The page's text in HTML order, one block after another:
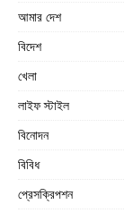
আমার দেশ
বিদেশ
খেলা
লাইফ স্টাইল
বিনোদন
বিবিধ
প্রেসক্রিপশন